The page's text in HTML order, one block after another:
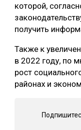
которой,
получить
Также к
в 2022 году, по
рост
районах и